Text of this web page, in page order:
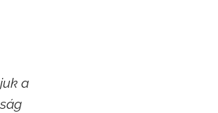
a